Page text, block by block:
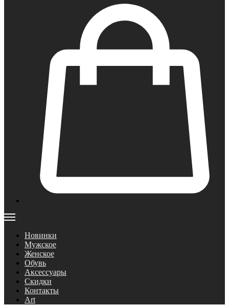
Новинки
Мужское
Женское
Обувь
Аксессуары
Скидки
Контакты
Art